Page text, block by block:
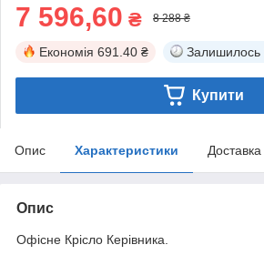
7 596,60 ₴ 8 288 ₴
Економія 691.40 ₴ Залишилось
Купити
Опис Характеристики Доставка
Опис
Офісне Крісло Керівника.